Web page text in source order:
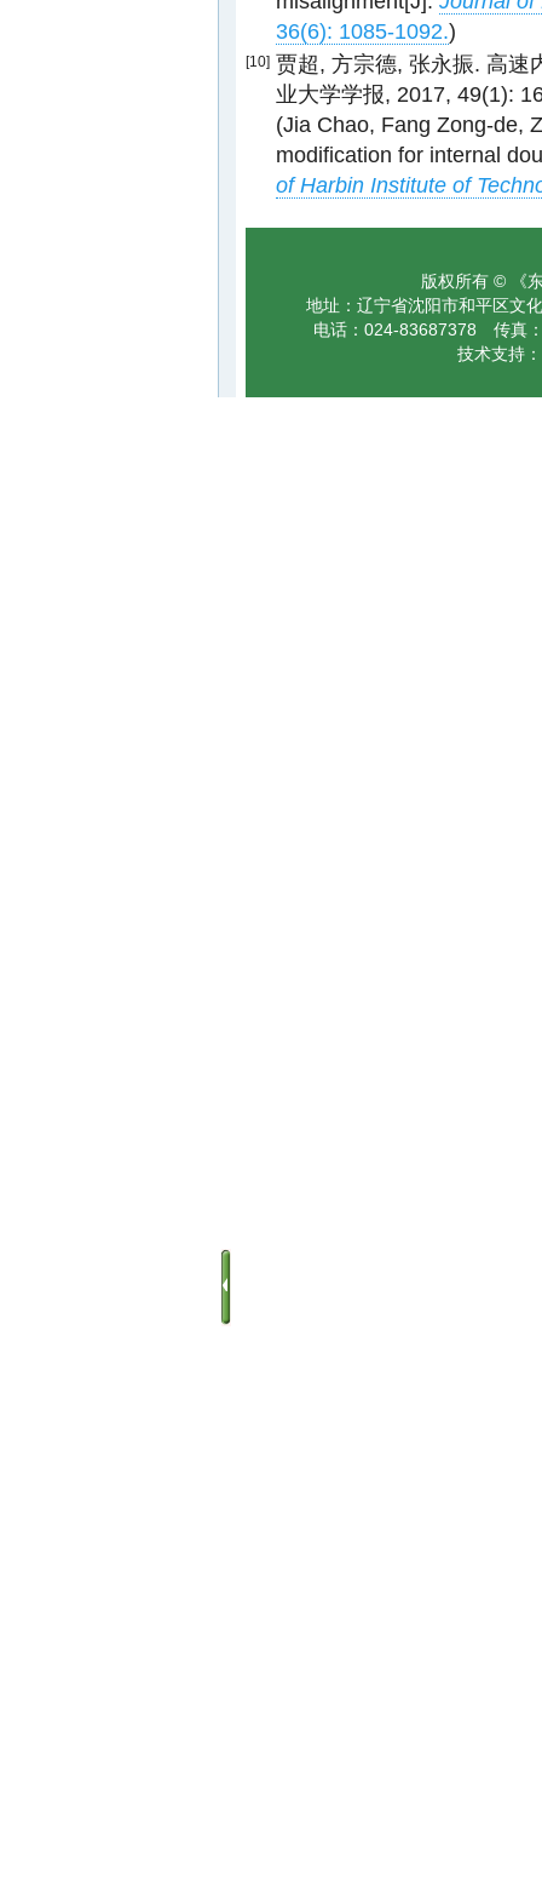
36(6): 1085-1092.)
[10] 贾超, 方宗德, 张永振. 高速
业大学学报, 2017, 49(1):
(Jia Chao, Fang Zong-de,
modification for internal
of Harbin Institute of